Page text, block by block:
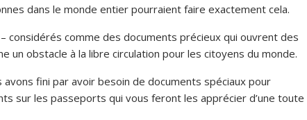
dans le monde entier pourraient faire exactement cela.
considérés comme des documents précieux qui ouvrent des
obstacle à la libre circulation pour les citoyens du monde.
fini par avoir besoin de documents spéciaux pour
sur les passeports qui vous feront les apprécier d’une toute